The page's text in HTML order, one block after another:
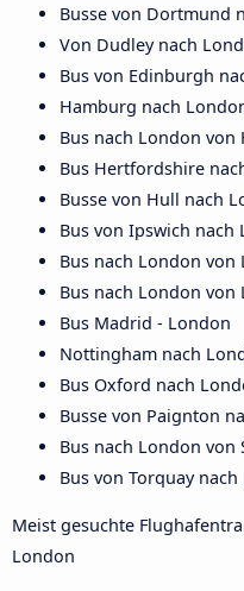
Busse von Dortmund
Von Dudley nach
Bus von Edinburgh
Hamburg nach
Bus nach London von
Bus Hertfordshire
Busse von Hull nach
Bus von Ipswich nach
Bus nach London von
Bus nach London von
Bus Madrid - London
Nottingham nach
Bus Oxford nach
Busse von Paignton
Bus nach London von
Bus von Torquay
Meist gesuchte
London